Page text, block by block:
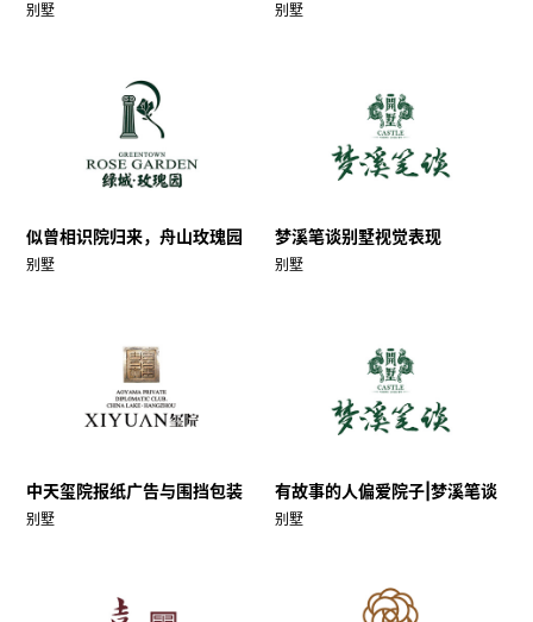
别墅 别墅
似曾相识院归来，舟山玫瑰园
别墅
梦溪笔谈别墅视觉表现
别墅
中天玺院报纸广告与围挡包装
别墅
有故事的人偏爱院子|梦溪笔谈
别墅